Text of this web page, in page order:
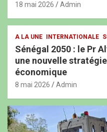
18 mai 2026 Admin
A LA UNE INTERNATIONALE
Sénégal 2050 : le Pr
une nouvelle
économique
8 mai 2026 Admin